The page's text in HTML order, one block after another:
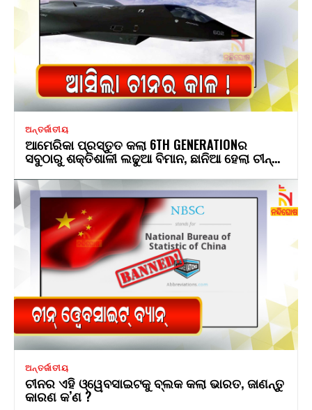
ଅନ୍ତର୍ଜାତୀୟ
ଆମେରିକା ପ୍ରସ୍ତୁତ କଲା 6TH GENERATIONର
ସବୁଠାରୁ ଶକ୍ତିଶାଳୀ ଲଢୁଆ ବିମାନ, ଛାନିଆ ହେଲା ଚୀନ୍…
ଅନ୍ତର୍ଜାତୀୟ
ଚୀନର ଏହି ଓ୍ୱେବସାଇଟକୁ ବ୍ଲକ କଲା ଭାରତ, ଜାଣନ୍ତୁ
କାରଣ କ’ଣ ?